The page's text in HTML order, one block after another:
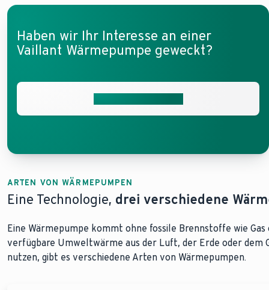
Haben wir Ihr Interesse an einer
Vaillant Wärmepumpe geweckt?
ARTEN VON WÄRMEPUMPEN
Eine Technologie, drei verschiedene
Eine Wärmepumpe kommt ohne fossile Brennstoffe wie
verfügbare Umweltwärme aus der Luft, der Erde oder dem
nutzen, gibt es verschiedene Arten von Wärmepumpen.